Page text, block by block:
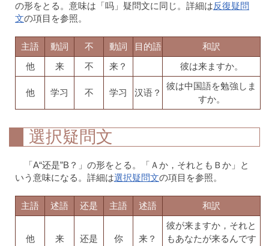
の形をとる。意味は「吗」疑問文に同じ。詳細は反復疑問
文の項目を参照。
主語 動詞 不 動詞 目的語
和訳
他
来 不 来？ 彼は来ますか。
他 学习 不 学习 汉语？
彼は中国語を勉強しま
すか。
選択疑問文
「A“还是”B？」の形をとる。「Ａか，それともＢか」と
いう意味になる。詳細は選択疑問文の項目を参照。
主語 述語 还是 主語 述語 和訳
他 来 还是 你 来？
彼が来ますか，それと
もあなたが来るんです